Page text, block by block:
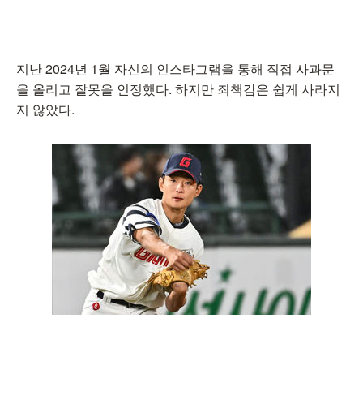
지난 2024년 1월 자신의 인스타그램을 통해 직접 사과문
을 올리고 잘못을 인정했다. 하지만 죄책감은 쉽게 사라지
지 않았다.